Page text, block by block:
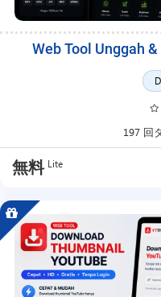
Web Tool Unggah
197 回
無料 Lite